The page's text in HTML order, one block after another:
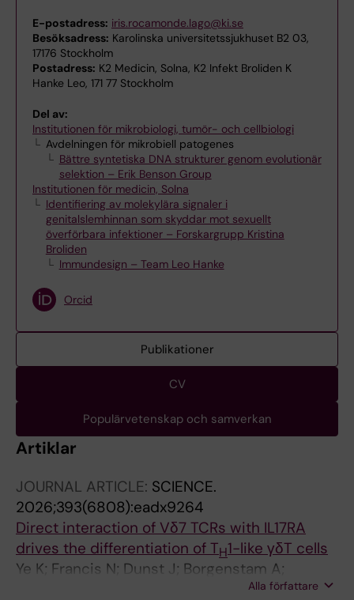
E-postadress: iris.rocamonde.lago@ki.se
Besöksadress: Karolinska universitetssjukhuset B2 03,
17176 Stockholm
Postadress: K2 Medicin, Solna, K2 Infekt Broliden K
Hanke Leo, 171 77 Stockholm
Del av:
Institutionen för mikrobiologi, tumör- och cellbiologi
Avdelningen för mikrobiell patogenes
Bättre syntetiska DNA strukturer genom evolutionär
selektion – Erik Benson Group
Institutionen för medicin, Solna
Identifiering av molekylära signaler i
genitalslemhinnan som skyddar mot sexuellt
överförbara infektioner – Forskargrupp Kristina
Broliden
Immundesign – Team Leo Hanke
Orcid
Publikationer
CV
Populärvetenskap och samverkan
Artiklar
JOURNAL ARTICLE: SCIENCE.
2026;393(6808):eadx9264
Direct interaction of Vδ7 TCRs with IL17RA
drives the differentiation of TH1-like γδT cells
Ye K; Francis N; Dunst J; Borgenstam A;
Rocamonde-Lago I; Koehler S; You Y;Alla författare